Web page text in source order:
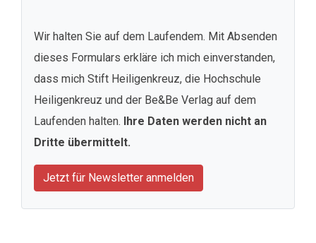
Wir halten Sie auf dem Laufendem. Mit Absenden
dieses Formulars erkläre ich mich einverstanden,
dass mich Stift Heiligenkreuz, die Hochschule
Heiligenkreuz und der Be&Be Verlag auf dem
Laufenden halten. Ihre Daten werden nicht an
Dritte übermittelt.
Jetzt für Newsletter anmelden